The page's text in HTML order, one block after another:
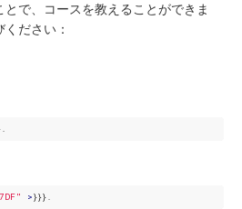
で、コースを教えることができま
ださい：
>